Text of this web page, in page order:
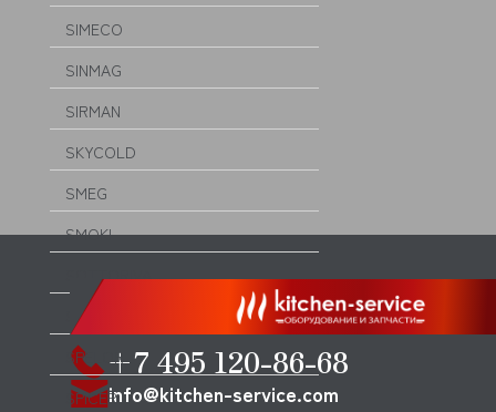
SIMECO
SINMAG
SIRMAN
SKYCOLD
SMEG
SMOKI
SOTTORIVA
SPAR
SPELOR
SPICER
+7 495 120-86-68
info@kitchen-service.com